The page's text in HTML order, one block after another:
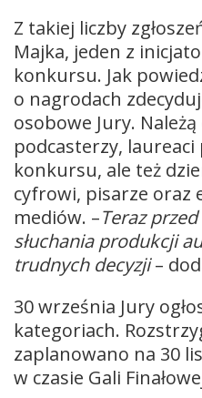
Z takiej liczby
Majka, jeden z
konkursu. Jak
o nagrodach
osobowe Jury.
podcasterzy,
konkursu, ale też
cyfrowi, pisarze oraz
mediów. –Teraz
słuchania produkcji
trudnych decyzji–
30 września Jury
kategoriach.
zaplanowano na 30
w czasie Gali